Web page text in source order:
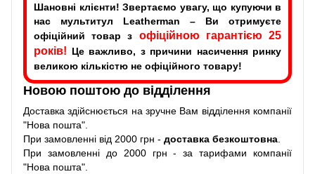
Шановні клієнти! Звертаємо увагу, що купуючи в
нас мультитул Leatherman – Ви отримуєте
офіційний товар з офіційною гарантією 25
років! Це важливо, з причини насичення ринку
великою кількістю не офіційного товару!
Новою поштою до відділення
Доставка здійснюється на зручне Вам відділення компанії
"Нова пошта".
При замовленні від 2000 грн - доставка безкоштовна
При замовленні до 2000 грн - за тарифами компанії
"Нова пошта".